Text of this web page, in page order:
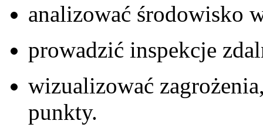
analizować środowisko
prowadzić inspekcje
wizualizować
punkty.